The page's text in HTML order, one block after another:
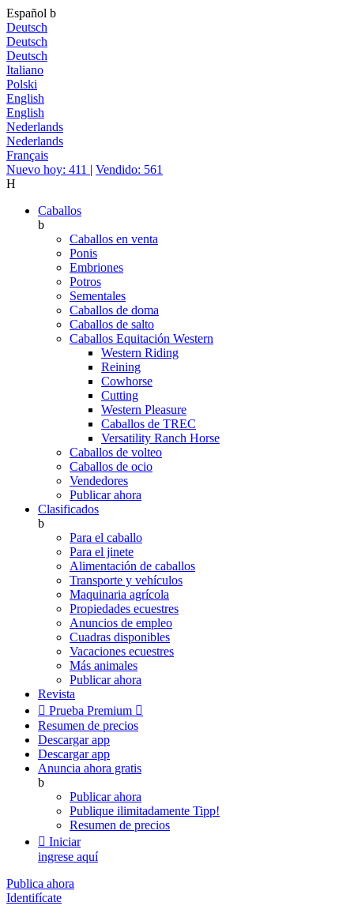
Español b
Deutsch
Deutsch
Deutsch
Italiano
Polski
English
English
Nederlands
Nederlands
Français
Nuevo hoy: 411 | Vendido: 561
H
Caballos
b
Caballos en venta
Ponis
Embriones
Potros
Sementales
Caballos de doma
Caballos de salto
Caballos Equitación Western
Western Riding
Reining
Cowhorse
Cutting
Western Pleasure
Caballos de TREC
Versatility Ranch Horse
Caballos de volteo
Caballos de ocio
Vendedores
Publicar ahora
Clasificados
b
Para el caballo
Para el jinete
Alimentación de caballos
Transporte y vehículos
Maquinaria agrícola
Propiedades ecuestres
Anuncios de empleo
Cuadras disponibles
Vacaciones ecuestres
Más animales
Publicar ahora
Revista
 Prueba Premium 
Resumen de precios
Descargar app
Descargar app
Anuncia ahora gratis
b
Publicar ahora
Publique ilimitadamente Tipp!
Resumen de precios
 Iniciar
ingrese aquí
Publica ahora
Identifícate